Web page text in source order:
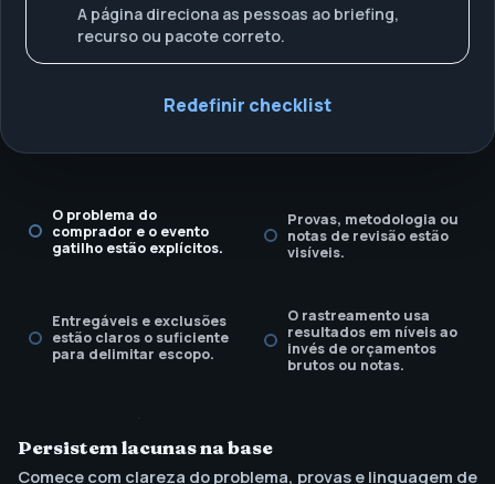
A página direciona as pessoas ao briefing,
recurso ou pacote correto.
Redefinir checklist
O problema do
comprador e o evento
gatilho estão explícitos.
Provas, metodologia ou
notas de revisão estão
visíveis.
Entregáveis e exclusões
estão claros o suficiente
para delimitar escopo.
O rastreamento usa
resultados em níveis ao
invés de orçamentos
brutos ou notas.
corresponde à próxima
decisão do comprador.
Persistem lacunas na base
Comece com clareza do problema, provas e linguagem de